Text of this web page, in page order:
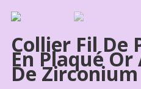
Collier Fil De
En Plaqué
De Zirconium